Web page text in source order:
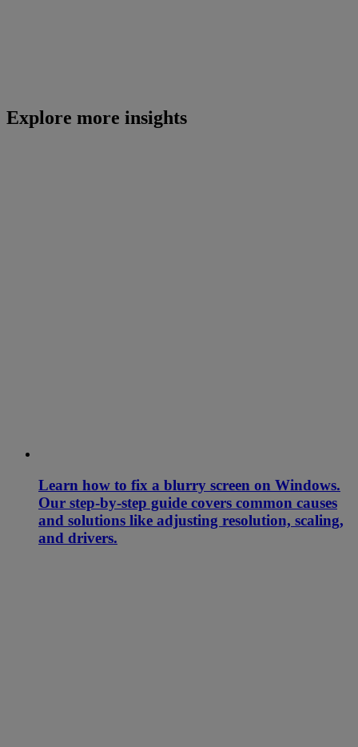
Explore more insights
Learn how to fix a blurry screen on Windows.
Our step-by-step guide covers common causes
and solutions like adjusting resolution, scaling,
and drivers.